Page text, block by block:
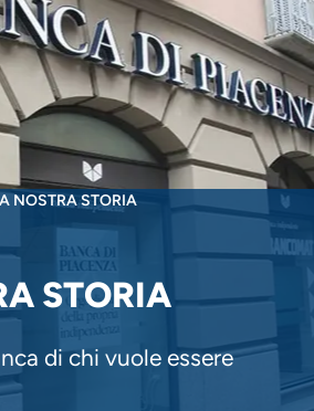
NOSTRA STORIA
STORIA
di chi vuole essere